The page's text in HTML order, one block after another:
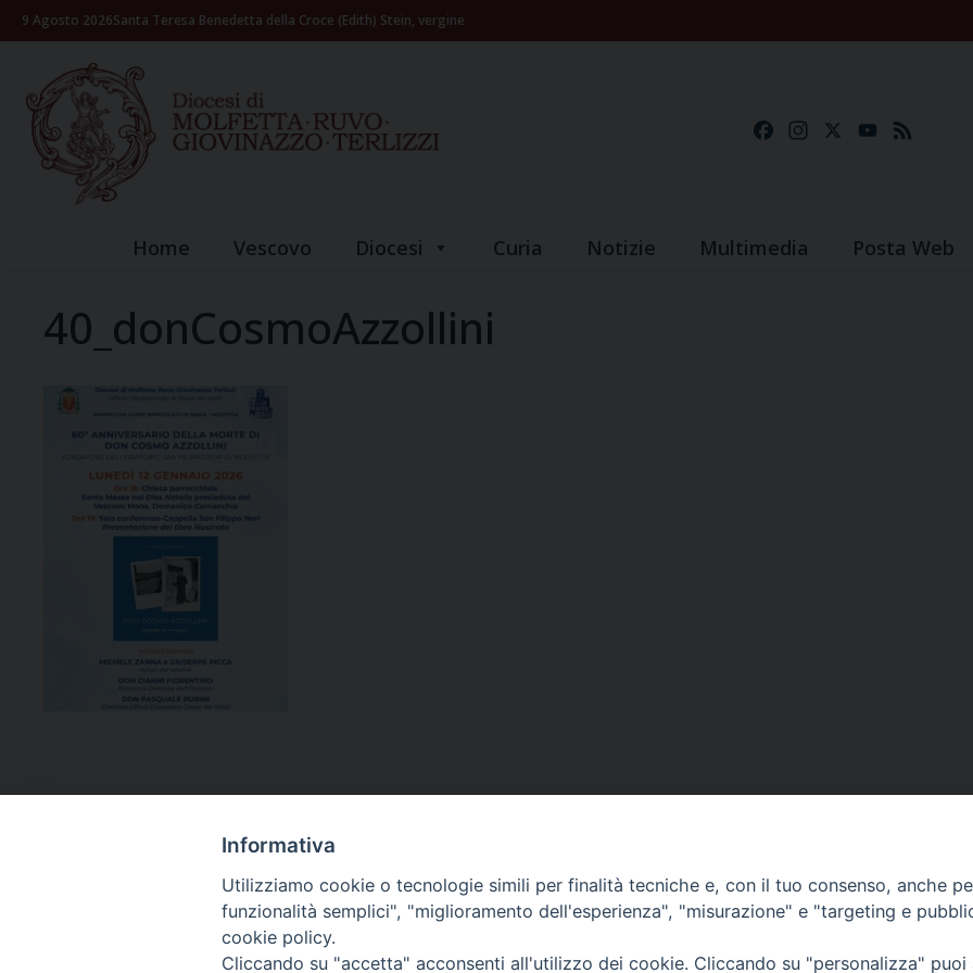
Skip9 Agosto 2026Santa Teresa Benedetta della Croce (Edith) Stein, vergine
FacebookInstagramYouTube
Home Vescovo Diocesi Curia Notizie Multimedia Posta Web
40_donCosmoAzzollini
Ufficio Comunicazioni sociali
Informativa
Utilizziamo cookie o tecnologie simili per finalità tecniche e, con il tuo consenso, anche
funzionalità semplici", "miglioramento dell'esperienza", "misurazione" e "targeting e
cookie policy.
Cliccando su "accetta" acconsenti all'utilizzo dei cookie. Cliccando su "personalizza"